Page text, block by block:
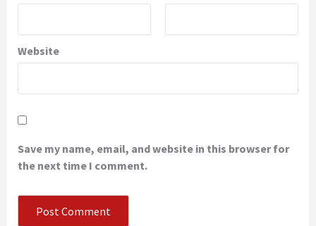
Website
Save my name, email, and website in this browser for
the next time I comment.